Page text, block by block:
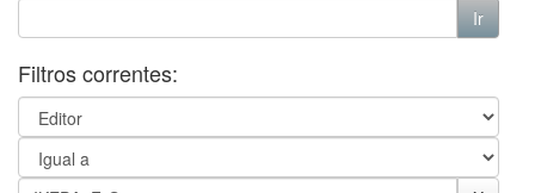
Filtros correntes: